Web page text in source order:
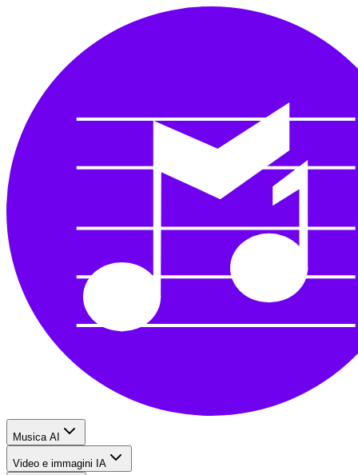
Musica AI
Video e immagini IA